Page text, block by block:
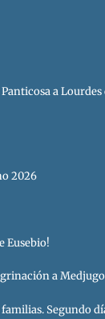
a Lourdes
2026
Eusebio!
a
Segundo